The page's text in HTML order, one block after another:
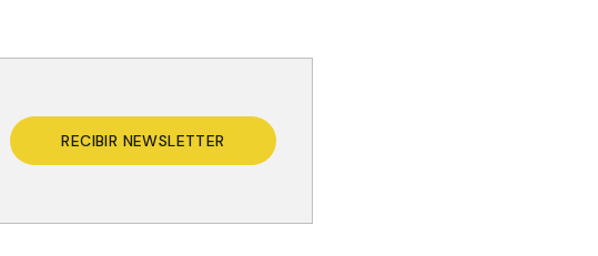
RECIBIR NEWSLETTER